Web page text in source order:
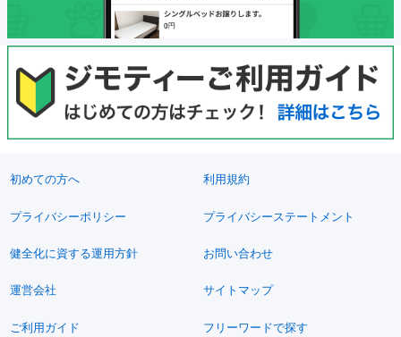
初めての方へ 利用規約
プライバシーポリシー プライバシーステートメント
健全化に資する運用方針 お問い合わせ
運営会社 サイトマップ
ご利用ガイド フリーワードで探す